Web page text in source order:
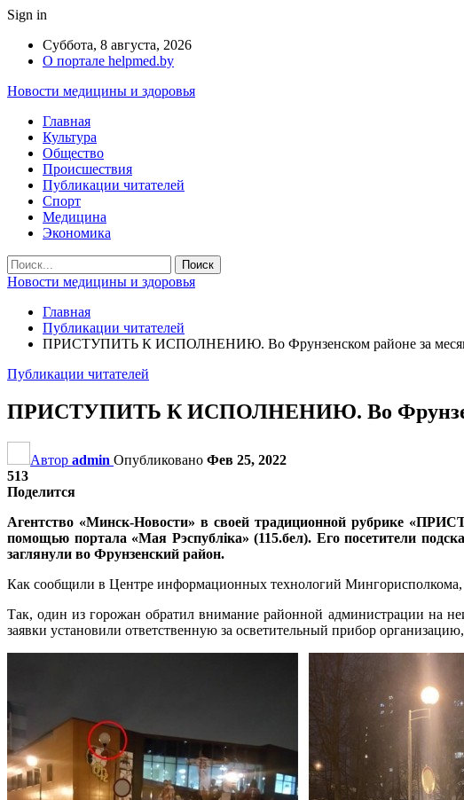
Sign in
Суббота, 8 августа, 2026
О портале helpmed.by
Новости медицины и здоровья
Главная
Культура
Общество
Происшествия
Публикации читателей
Спорт
Медицина
Экономика
Новости медицины и здоровья
Главная
Публикации читателей
ПРИСТУПИТЬ К ИСПОЛНЕНИЮ. Во Фрунзенском районе за месяц
Публикации читателей
ПРИСТУПИТЬ К ИСПОЛНЕНИЮ. Во
Автор admin Опубликовано Фев 25, 2022
513
Поделится
Агентство «Минск-Новости» в своей традиционной рубрике
помощью портала «Мая Рэспублiка» (115.бел). Его посетители
заглянули во Фрунзенский район.
Как сообщили в Центре информационных технологий Мингорисполкома,
Так, один из горожан обратил внимание районной администрации на
заявки установили ответственную за осветительный прибор